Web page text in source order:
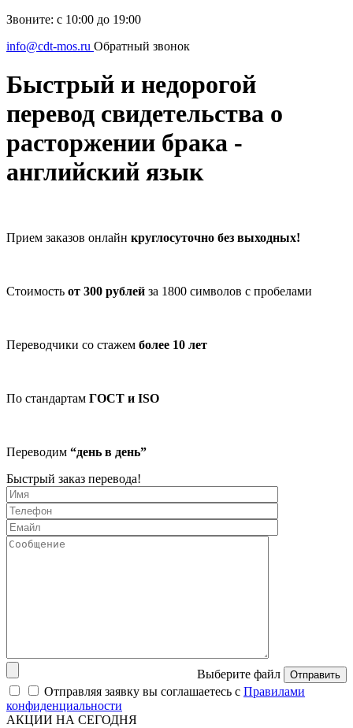
Звоните: с 10:00 до 19:00
info@cdt-mos.ru Обратный звонок
Быстрый и недорогой
перевод свидетельства о
расторжении брака -
английский язык
Прием заказов онлайн круглосуточно без выходных!
Стоимость от 300 рублей за 1800 символов с пробелами
Переводчики со стажем более 10 лет
По стандартам ГОСТ и ISO
Переводим “день в день”
Быстрый заказ перевода!
Выберите файл Отправить
Отправляя заявку вы соглашаетесь с Правилами
конфиденциальности
АКЦИИ НА СЕГОДНЯ